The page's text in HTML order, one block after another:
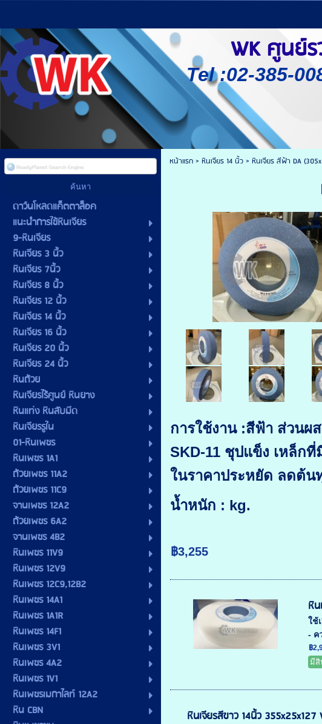
WK ศูนย์
Tel :02-385-
ดาว์นโหลดแค็ตตาล็อค
แนะนำการใช้หินเจียร
9-หินเจียร
หินเจียร 3 นิ้ว
หินเจียร 7นิ้ว
หินเจียร 8 นิ้ว
หินเจียร 12 นิ้ว
หินเจียร 14 นิ้ว
หินเจียร 16 นิ้ว
หินเจียร 20 นิ้ว
หินเจียร 24 นิ้ว
หินถ้วย
หินเจียรไร้ศูนย์ หินยาง
หินแท่ง หินลับมีด
หินเจียรรูใน
01-หินเพชร
หินเพชร 1A1
ถ้วยเพชร 11A2
ถ้วยเพชร 11C9
จานเพชร 12A2
ถ้วยเพชร 6A2
จานเพชร 4B2
หินเพชร 11V9
หินเพชร 12V9
หินเพชร 12C9,12B2
หินเพชร 14A1
หินเพชร 1A1R
หินเพชร 14F1
หินเพชร 3V1
หินเพชร 4A2
หินเพชร 1V1
หินเพชรเมกาไลท์ 12A2
หิน CBN
หน้าแรก> หินเจียร 14 นิ้ว> หินเจียร สีฟ้า DA
การใช้งาน :สีฟ้า ส่วนผ
SKD-11 ชุปแข็ง เหล็ก
ในราคาประหยัด ลดต้น
น้ำหนัก : kg.
฿3,255
หิน
ใช้
- ค
฿
มีสิ
หินเจียรสีขาว 14นิ้ว 355x25x127